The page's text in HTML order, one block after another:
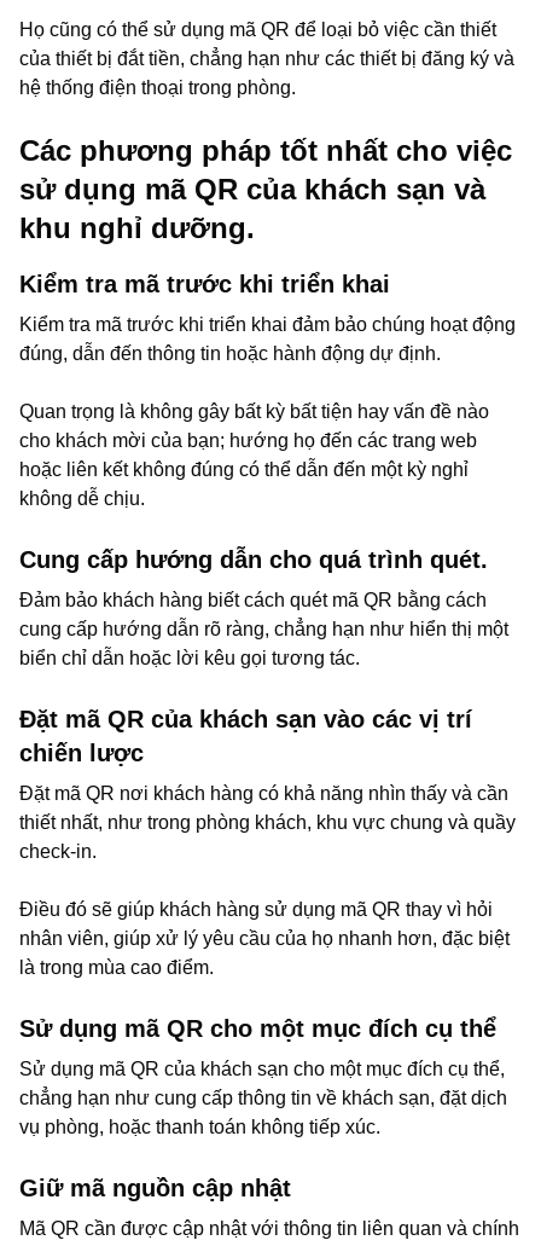
Họ cũng có thể sử dụng mã QR để loại bỏ việc cần thiết
của thiết bị đắt tiền, chẳng hạn như các thiết bị đăng ký và
hệ thống điện thoại trong phòng.
Các phương pháp tốt nhất cho việc
sử dụng mã QR của khách sạn và
khu nghỉ dưỡng.
Kiểm tra mã trước khi triển khai
Kiểm tra mã trước khi triển khai đảm bảo chúng hoạt động
đúng, dẫn đến thông tin hoặc hành động dự định.
Quan trọng là không gây bất kỳ bất tiện hay vấn đề nào
cho khách mời của bạn; hướng họ đến các trang web
hoặc liên kết không đúng có thể dẫn đến một kỳ nghỉ
không dễ chịu.
Cung cấp hướng dẫn cho quá trình quét.
Đảm bảo khách hàng biết cách quét mã QR bằng cách
cung cấp hướng dẫn rõ ràng, chẳng hạn như hiển thị một
biển chỉ dẫn hoặc lời kêu gọi tương tác.
Đặt mã QR của khách sạn vào các vị trí
chiến lược
Đặt mã QR nơi khách hàng có khả năng nhìn thấy và cần
thiết nhất, như trong phòng khách, khu vực chung và quầy
check-in.
Điều đó sẽ giúp khách hàng sử dụng mã QR thay vì hỏi
nhân viên, giúp xử lý yêu cầu của họ nhanh hơn, đặc biệt
là trong mùa cao điểm.
Sử dụng mã QR cho một mục đích cụ thể
Sử dụng mã QR của khách sạn cho một mục đích cụ thể,
chẳng hạn như cung cấp thông tin về khách sạn, đặt dịch
vụ phòng, hoặc thanh toán không tiếp xúc.
Giữ mã nguồn cập nhật
Mã QR cần được cập nhật với thông tin liên quan và chính